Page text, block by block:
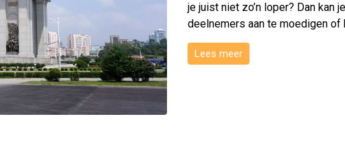
je juist niet zo’n loper? Dan kan
deelnemers aan te moedigen of
Lees meer